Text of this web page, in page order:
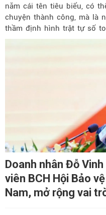
năm cái tên tiêu biểu, có
chuyện thành công, mà là
thầm định hình trật tự số
Doanh nhân Đỗ
viên BCH Hội Bảo
Nam, mở rộng vai